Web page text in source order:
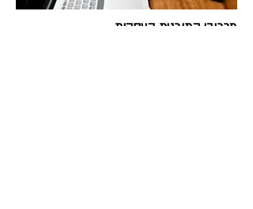
מרכיבי התוכנית העסקית